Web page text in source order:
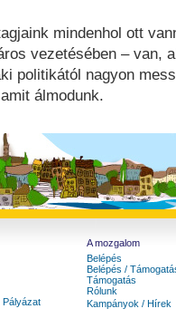
mindenhol ott
vezetésében – van,
politikától nagyon
álmodunk.
Pályázat
A mozgalom
Belépés
Belépés /
Támogatás
Rólunk
Kampányok / Hírek